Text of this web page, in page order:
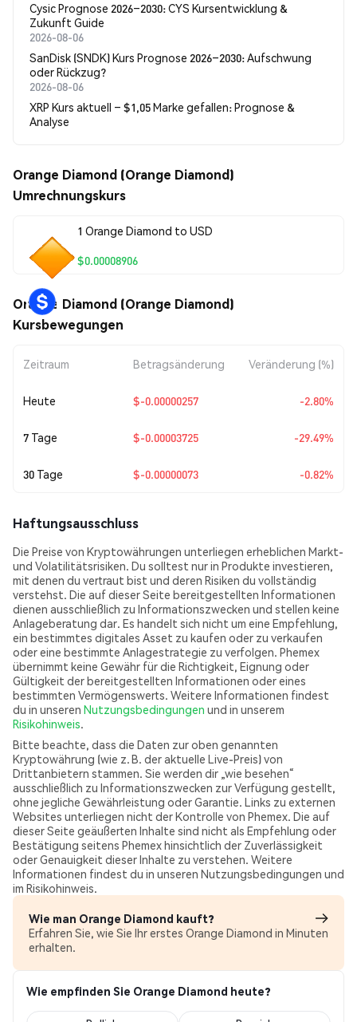
Cysic Prognose 2026–2030: CYS Kursentwicklung &
Zukunft Guide
2026-08-06
SanDisk (SNDK) Kurs Prognose 2026–2030: Aufschwung
oder Rückzug?
2026-08-06
XRP Kurs aktuell – $1,05 Marke gefallen: Prognose &
Analyse
Orange Diamond (Orange Diamond)
Umrechnungskurs
1 Orange Diamond to USD
$0.00008906
Orange Diamond (Orange Diamond)
Kursbewegungen
Zeitraum Betragsänderung Veränderung (%)
Heute $-0.00000257 -2.80%
7 Tage $-0.00003725 -29.49%
30 Tage $-0.00000073 -0.82%
Haftungsausschluss
Die Preise von Kryptowährungen unterliegen erheblichen Markt-
und Volatilitätsrisiken. Du solltest nur in Produkte investieren,
mit denen du vertraut bist und deren Risiken du vollständig
verstehst. Die auf dieser Seite bereitgestellten Informationen
dienen ausschließlich zu Informationszwecken und stellen keine
Anlageberatung dar. Es handelt sich nicht um eine Empfehlung,
ein bestimmtes digitales Asset zu kaufen oder zu verkaufen
oder eine bestimmte Anlagestrategie zu verfolgen. Phemex
übernimmt keine Gewähr für die Richtigkeit, Eignung oder
Gültigkeit der bereitgestellten Informationen oder eines
bestimmten Vermögenswerts. Weitere Informationen findest
du in unseren Nutzungsbedingungen und in unserem
Risikohinweis.
Bitte beachte, dass die Daten zur oben genannten
Kryptowährung (wie z. B. der aktuelle Live-Preis) von
Drittanbietern stammen. Sie werden dir „wie besehen“
ausschließlich zu Informationszwecken zur Verfügung gestellt,
ohne jegliche Gewährleistung oder Garantie. Links zu externen
Websites unterliegen nicht der Kontrolle von Phemex. Die auf
dieser Seite geäußerten Inhalte sind nicht als Empfehlung oder
Bestätigung seitens Phemex hinsichtlich der Zuverlässigkeit
oder Genauigkeit dieser Inhalte zu verstehen. Weitere
Informationen findest du in unseren Nutzungsbedingungen und
im Risikohinweis.
Wie man Orange Diamond kauft?
Erfahren Sie, wie Sie Ihr erstes Orange Diamond in Minuten
erhalten.
Wie empfinden Sie Orange Diamond heute?